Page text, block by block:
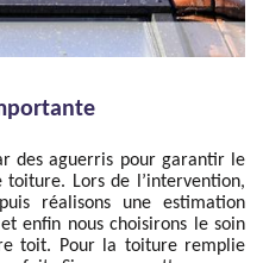
des aguerris pour garantir le
toiture. Lors de l’intervention,
réalisons une estimation
enfin nous choisirons le soin
toit. Pour la toiture remplie